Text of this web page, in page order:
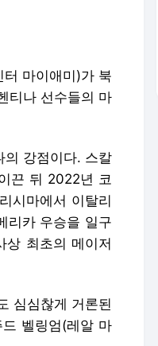
터 마이애미)가 북
티나 선수들의 마
의 강점이다. 스칼
끈 뒤 2022년 코
시마에서 이탈리
리카 우승을 일구
상 최초의 메이저
심심찮게 거론된
벨링엄(레알 마